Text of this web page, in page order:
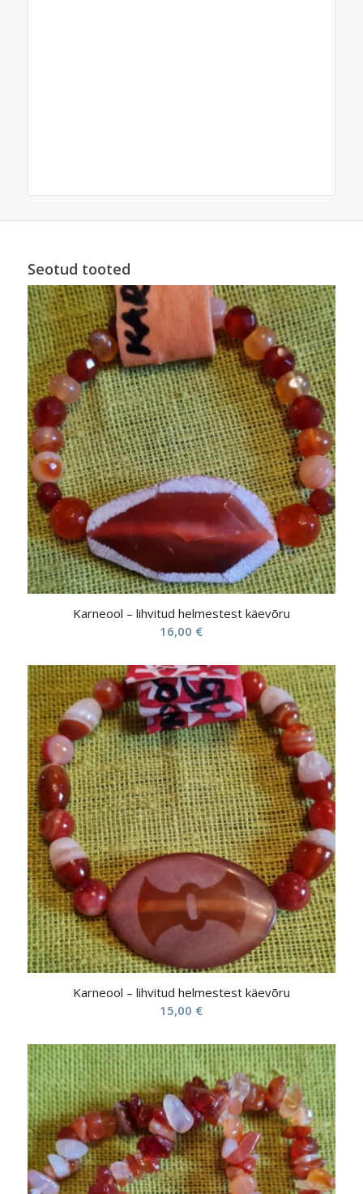
Seotud tooted
Karneool – lihvitud helmestest käevõru
16,00 €
Karneool – lihvitud helmestest käevõru
15,00 €